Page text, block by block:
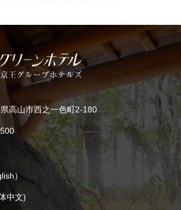
高山市西之一色町2-180
）
中文)